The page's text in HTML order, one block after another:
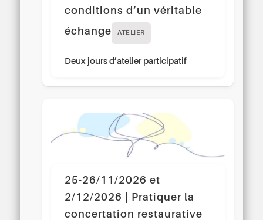
conditions d’un véritable
échange
ATELIER
Deux jours d’atelier participatif
25-26/11/2026 et
2/12/2026 | Pratiquer la
concertation restaurative